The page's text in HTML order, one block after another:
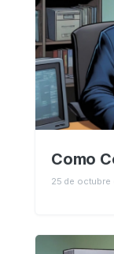
Como
25 de octubre